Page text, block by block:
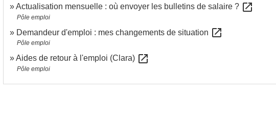
Actualisation mensuelle : où envoyer les bulletins de salaire ? open_in_new
Pôle emploi
Demandeur d'emploi : mes changements de situation open_in_new
Pôle emploi
Aides de retour à l'emploi (Clara) open_in_new
Pôle emploi